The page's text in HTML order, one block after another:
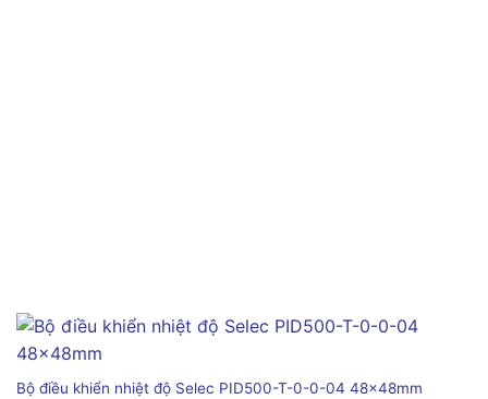
Bộ điều khiển nhiệt độ Selec PID500-T-0-0-04 48x48mm